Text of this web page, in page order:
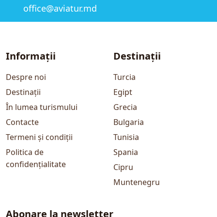
office@aviatur.md
Informații
Despre noi
Destinații
În lumea turismului
Contacte
Termeni și condiții
Politica de
confidențialitate
Destinații
Turcia
Egipt
Grecia
Bulgaria
Tunisia
Spania
Cipru
Muntenegru
Abonare la newsletter